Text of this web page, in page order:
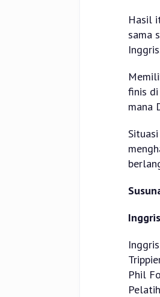
Hasil
sama
finis di
mana
Phil